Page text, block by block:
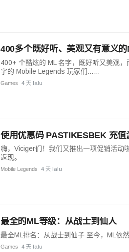
400多个既好听、美观又有意义
400+ 个酷炫的 ML 名字，既好听又美观
字的 Mobile Legends 玩家们……
Games 4 天 lalu
使用优惠码 PASTIKESBEK 充
嗨，Viciger们！我们又推出一项促销活动
返现。
Mobile Legends 4 天 lalu
最全的ML等级：从战士到仙人
最全ML排名：从战士到仙子 至今，ML依
Games 4 天 lalu